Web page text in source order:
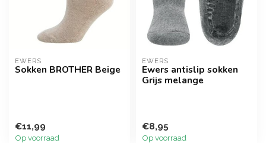
EWERS
Sokken BROTHER Beige
€11,99
Op voorraad
EWERS
Ewers antislip sokken
Grijs melange
€8,95
Op voorraad